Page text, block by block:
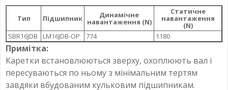
Тип Підшипник Динамічне
навантаження (N)
Статичне
навантаження
(N)
SBR16JDB
LM16JDB-OP 774 1180
Примітка:
Каретки встановлюються зверху, охоплюють вал і
пересуваються по ньому з мінімальним тертям
завдяки вбудованим кульковим підшипникам.